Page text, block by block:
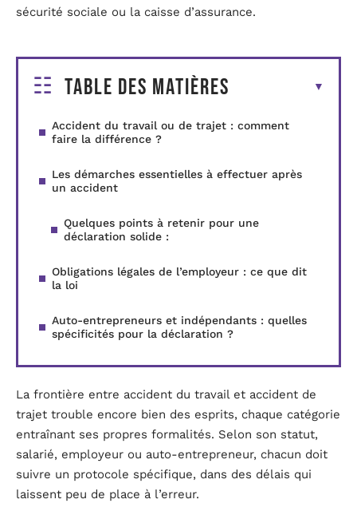
sécurité sociale ou la caisse d’assurance.
Table des matières
Accident du travail ou de trajet : comment
faire la différence ?
Les démarches essentielles à effectuer après
un accident
Quelques points à retenir pour une
déclaration solide :
Obligations légales de l’employeur : ce que dit
la loi
Auto-entrepreneurs et indépendants : quelles
spécificités pour la déclaration ?
La frontière entre accident du travail et accident de
trajet trouble encore bien des esprits, chaque catégorie
entraînant ses propres formalités. Selon son statut,
salarié, employeur ou auto-entrepreneur, chacun doit
suivre un protocole spécifique, dans des délais qui
laissent peu de place à l’erreur.